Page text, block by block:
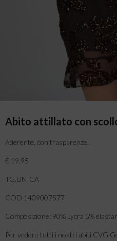
Abito attillato con
Aderente, con trasparenze.
€ 19,95
TG.UNICA
COD.1409007577
Composizione: 90% Lycra 5%
Per vedere tutti i nostri abiti CVG